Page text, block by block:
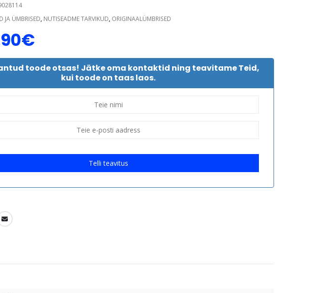
JA ÜMBRISED, NUTISEADME TARVIKUD, ORIGINAALÜMBRISED
€
toode otsas! Jätke oma kontaktid ning teavitame Teid,
kui toode on taas laos.
Telli teavitus